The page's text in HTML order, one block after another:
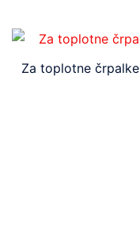
Za toplotne črpalke